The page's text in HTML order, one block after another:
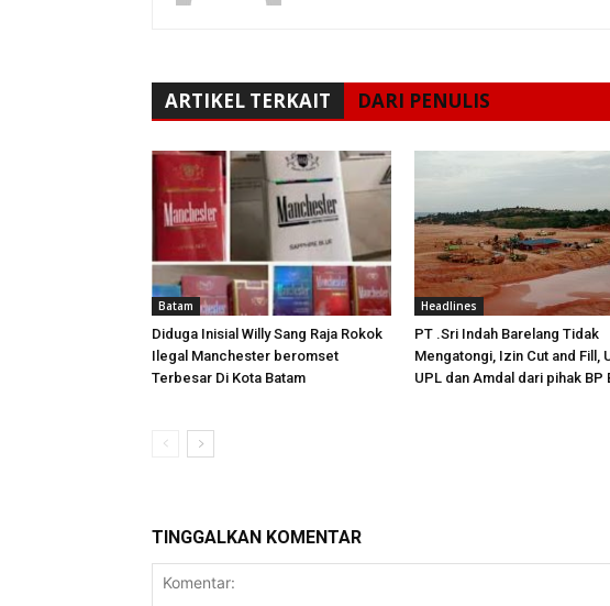
ARTIKEL TERKAIT DARI PENULIS
Batam
Diduga Inisial Willy Sang Raja Rokok
Ilegal Manchester beromset
Terbesar Di Kota Batam
Headlines
PT .Sri Indah Barelang Tidak
Mengatongi, Izin Cut and Fill,
UPL dan Amdal dari pihak BP
TINGGALKAN KOMENTAR